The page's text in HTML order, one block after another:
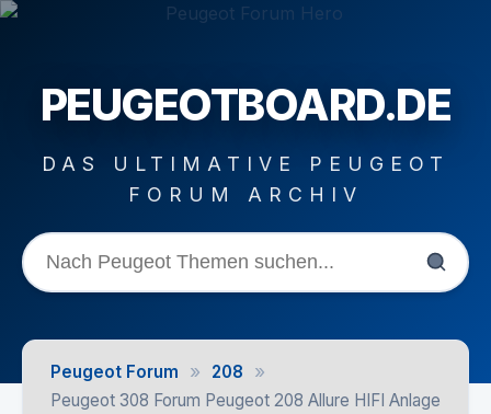
PEUGEOTBOARD.DE
DAS ULTIMATIVE PEUGEOT
FORUM ARCHIV
Peugeot Forum » 208 »
Peugeot 308 Forum Peugeot 208 Allure HIFI Anlage